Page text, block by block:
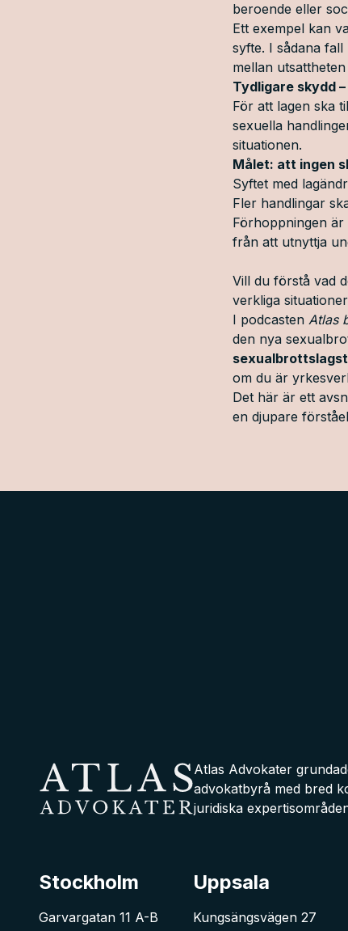
beroende eller
Ett exempel kan
syfte. I sådana
mellan
Tydligare skydd
För att lagen ska
sexuella
situationen.
Målet: att ingen
Syftet med
Fler handlingar
Förhoppningen
från att utnyttja
Vill du förstå vad
verkliga
I podcasten Atlas
den nya
om du är
Det här är ett
en djupare
Atlas Advokater
advokatbyrå med bred
juridiska
Stockholm
Garvargatan 11 A-B
Uppsala
Kungsängsvägen 27